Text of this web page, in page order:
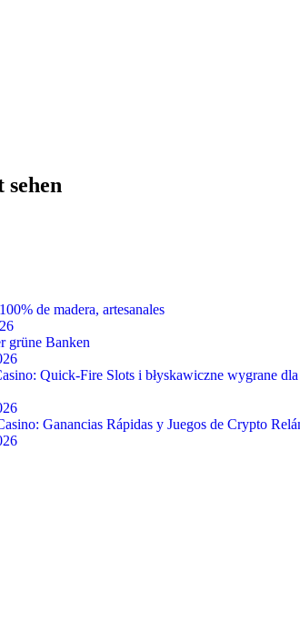
de madera, artesanales
grüne Banken
Quick‑Fire Slots i błyskawiczne wygrane
Ganancias Rápidas y Juegos de Crypto